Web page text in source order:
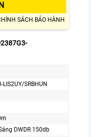
SÁCH BẢO HÀNH
LIS2UY/SRBHUN
DWDR 150db